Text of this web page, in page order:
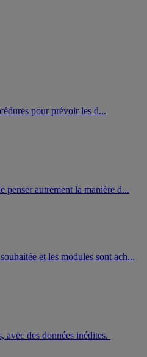
pour prévoir les d...
autrement la manière d...
et les modules sont ach...
des données inédites.